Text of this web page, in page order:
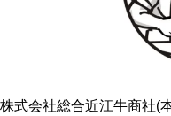
株式会社総合近江牛商社(